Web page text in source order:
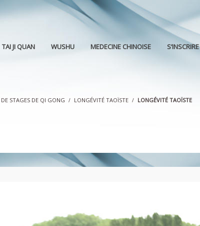
TAI JI QUAN WUSHU MEDECINE CHINOISE S’INSCRIRE
STAGES DE QI GONG LONGÉVITÉ TAOÏSTE LONGÉVITÉ TAOÏSTE